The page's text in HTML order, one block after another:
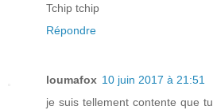
Tchip tchip
Répondre
loumafox 10 juin 2017 à 21:51
je suis tellement contente que